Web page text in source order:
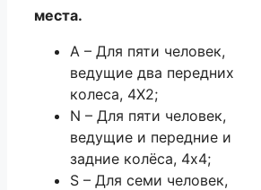
места.
A – Для пяти человек,
ведущие два передних
колеса, 4Х2;
N – Для пяти человек,
ведущие и передние и
задние колёса, 4х4;
S – Для семи человек,